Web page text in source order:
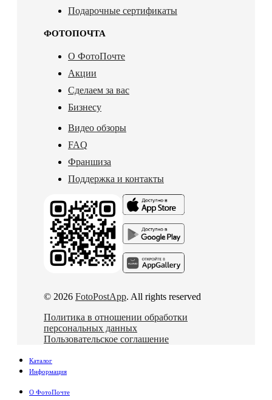
Подарочные сертификаты
ФОТОПОЧТА
О ФотоПочте
Акции
Сделаем за вас
Бизнесу
Видео обзоры
FAQ
Франшиза
Поддержка и контакты
© 2026 FotoPostApp. All rights reserved
Политика в отношении обработки
персональных данных
Пользовательское соглашение
Каталог
Информация
О ФотоПочте